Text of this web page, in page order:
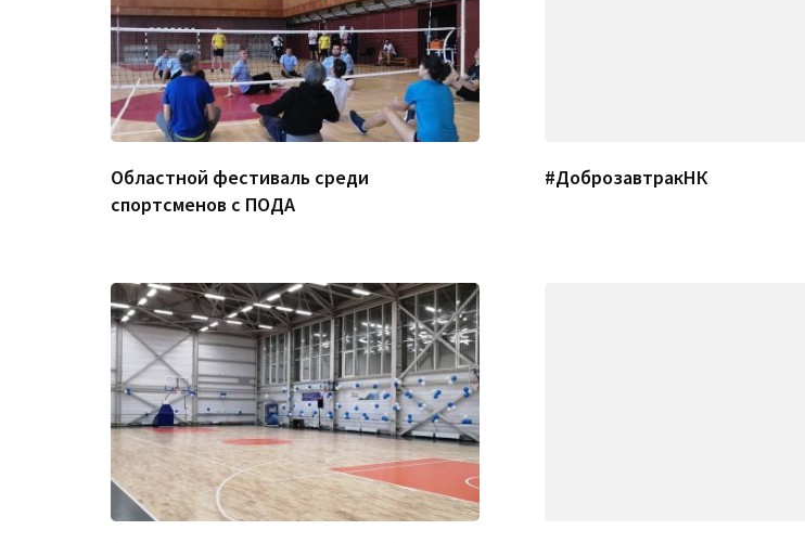
Областной фестиваль среди
спортсменов с ПОДА
#ДоброзавтракНК